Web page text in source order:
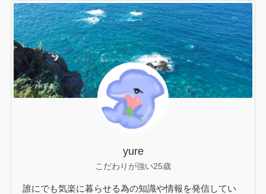
yure
こだわりが強い25歳
誰にでも気楽に暮らせる為の知識や情報を発信してい